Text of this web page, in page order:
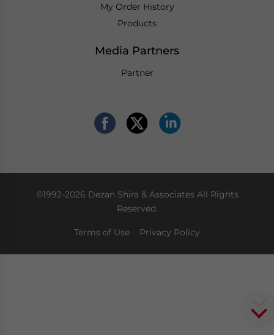
My Order History
Products
Media Partners
Partner
©1992-2026 Dezan Shira & Associates All Rights
Reserved.
Terms of Use Privacy Policy